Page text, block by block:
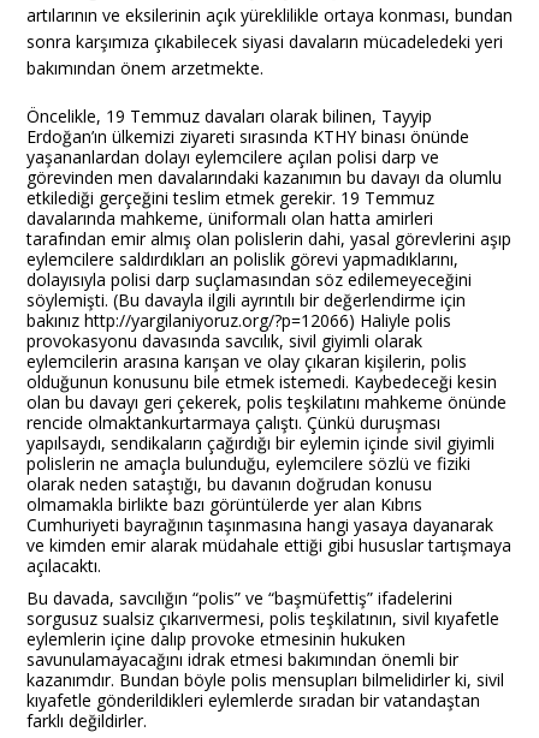
artılarının ve eksilerinin açık yüreklilikle ortaya konması, bundan
sonra karşımıza çıkabilecek siyasi davaların mücadeledeki yeri
bakımından önem arzetmekte.
Öncelikle, 19 Temmuz davaları olarak bilinen, Tayyip
Erdoğan’ın ülkemizi ziyareti sırasında KTHY binası önünde
yaşananlardan dolayı eylemcilere açılan polisi darp ve
görevinden men davalarındaki kazanımın bu davayı da olumlu
etkilediği gerçeğini teslim etmek gerekir. 19 Temmuz
davalarında mahkeme, üniformalı olan hatta amirleri
tarafından emir almış olan polislerin dahi, yasal görevlerini aşıp
eylemcilere saldırdıkları an polislik görevi yapmadıklarını,
dolayısıyla polisi darp suçlamasından söz edilemeyeceğini
söylemişti. (Bu davayla ilgili ayrıntılı bir değerlendirme için
bakınız http://yargilaniyoruz.org/?p=12066) Haliyle polis
provokasyonu davasında savcılık, sivil giyimli olarak
eylemcilerin arasına karışan ve olay çıkaran kişilerin, polis
olduğunun konusunu bile etmek istemedi. Kaybedeceği kesin
olan bu davayı geri çekerek, polis teşkilatını mahkeme önünde
rencide olmaktankurtarmaya çalıştı. Çünkü duruşması
yapılsaydı, sendikaların çağırdığı bir eylemin içinde sivil giyimli
polislerin ne amaçla bulunduğu, eylemcilere sözlü ve fiziki
olarak neden sataştığı, bu davanın doğrudan konusu
olmamakla birlikte bazı görüntülerde yer alan Kıbrıs
Cumhuriyeti bayrağının taşınmasına hangi yasaya dayanarak
ve kimden emir alarak müdahale ettiği gibi hususlar tartışmaya
açılacaktı.
Bu davada, savcılığın “polis” ve “başmüfettiş” ifadelerini
sorgusuz sualsiz çıkarıvermesi, polis teşkilatının, sivil kıyafetle
eylemlerin içine dalıp provoke etmesinin hukuken
savunulamayacağını idrak etmesi bakımından önemli bir
kazanımdır. Bundan böyle polis mensupları bilmelidirler ki, sivil
kıyafetle gönderildikleri eylemlerde sıradan bir vatandaştan
farklı değildirler.